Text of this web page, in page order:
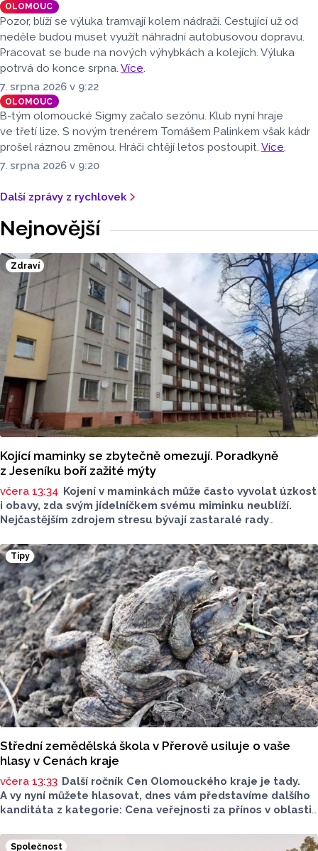
OLOMOUC
Pozor, blíží se výluka tramvají kolem nádraží. Cestující už od
neděle budou muset využít náhradní autobusovou dopravu.
Pracovat se bude na nových výhybkách a kolejích. Výluka
potrvá do konce srpna. Více.
7. srpna 2026 v 9:22
OLOMOUC
B-tým olomoucké Sigmy začalo sezónu. Klub nyní hraje
ve třetí lize. S novým trenérem Tomášem Palinkem však kádr
prošel ráznou změnou. Hráči chtějí letos postoupit. Více.
7. srpna 2026 v 9:20
Další zprávy z rychlovek
Nejnovější
Zdraví
Kojící maminky se zbytečně omezují. Poradkyně
z Jeseníku boří zažité mýty
včera 13:34 Kojení v maminkách může často vyvolat úzkost
i obavy, zda svým jídelníčkem svému miminku neublíží.
Nejčastějším zdrojem stresu bývají zastaralé rady
se nadýmavým potravinám nebo preventivnímu vyřazování
alergenů. Mýty o stravě při kojení boří laktační poradkyně
z Jeseníku.
Tipy
Střední zemědělská škola v Přerově usiluje o vaše
hlasy v Cenách kraje
včera 13:33 Další ročník Cen Olomouckého kraje je tady.
A vy nyní můžete hlasovat, dnes vám představíme dalšího
kanditáta z kategorie: Cena veřejnosti za přínos v oblasti
v Přerově, která má nominaci v kategorii: Významný počin
Společnost